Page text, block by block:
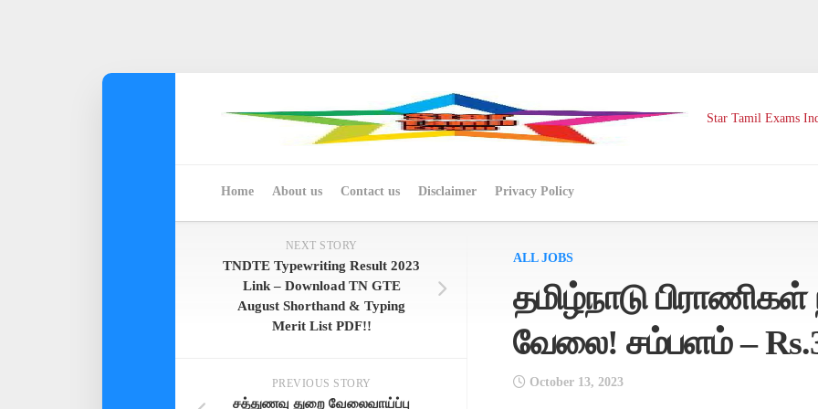
Star Tamil Exams
Home About us Contact us Disclaimer Privacy Policy
ALL JOBS
தமிழ்நாடு
வேலை! சம்பளம் –
October 13, 2023
NEXT STORY
TNDTE Typewriting Result 2023
Link – Download TN GTE
August Shorthand & Typing
Merit List PDF!!
PREVIOUS STORY
சத்துணவு துறை வேலைவாய்ப்பு